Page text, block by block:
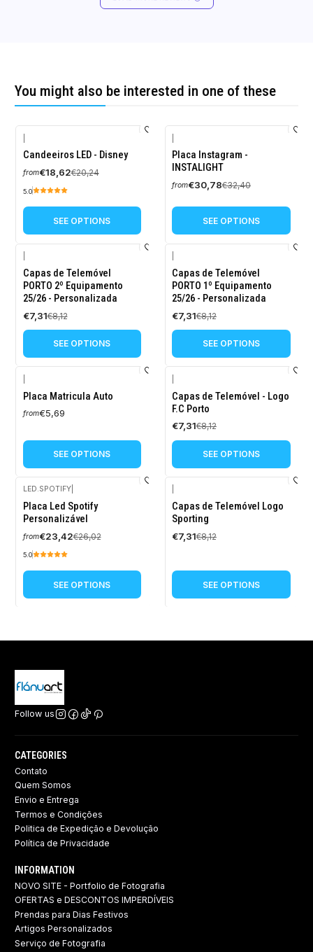
You might also be interested in one of these
-8%
OFF
Candeeiros LED - Disney
from€18,62€20,24
5.0
SEE OPTIONS
-5%
OFF
Placa Instagram -
INSTALIGHT
from€30,78€32,40
SEE OPTIONS
-10%
OFF
Capas de Telemóvel
PORTO 2º Equipamento
25/26 - Personalizada
€7,31€8,12
SEE OPTIONS
-10%
OFF
Capas de Telemóvel
PORTO 1º Equipamento
25/26 - Personalizada
€7,31€8,12
SEE OPTIONS
Placa Matricula Auto
from€5,69
SEE OPTIONS
-10%
OFF
Capas de Telemóvel - Logo
F.C Porto
€7,31€8,12
SEE OPTIONS
-10%
OFF
LED.SPOTIFY|
Placa Led Spotify
Personalizável
from€23,42€26,02
5.0
SEE OPTIONS
-10%
OFF
Capas de Telemóvel Logo
Sporting
€7,31€8,12
SEE OPTIONS
Follow us
CATEGORIES
Contato
Quem Somos
Envio e Entrega
Termos e Condições
Politica de Expedição e Devolução ​
Política de Privacidade
INFORMATION
NOVO SITE - Portfolio de Fotografia
OFERTAS e DESCONTOS IMPERDÍVEIS
Prendas para Dias Festivos
Artigos Personalizados
Serviço de Fotografia